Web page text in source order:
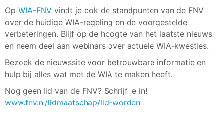
Op WIA-FNV vindt je ook de standpunten van de FNV
over de huidige WIA-regeling en de voorgestelde
verbeteringen. Blijf op de hoogte van het laatste nieuws
en neem deel aan webinars over actuele WIA-kwesties.
Bezoek de nieuwssite voor betrouwbare informatie en
hulp bij alles wat met de WIA te maken heeft.
Nog geen lid van de FNV? Schrijf je in!
www.fnv.nl/lidmaatschap/lid-worden